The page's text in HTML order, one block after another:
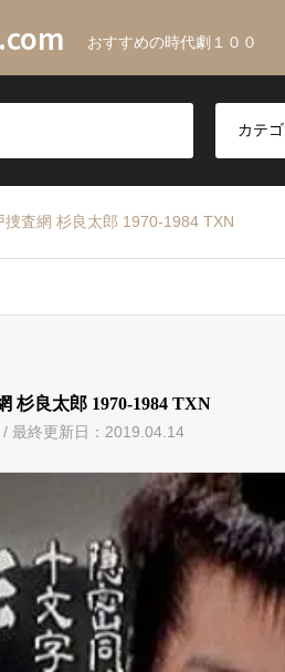
おすすめの時代劇１００
捜査網 杉良太郎 1970-1984 TXN
杉良太郎 1970-1984 TXN
最終更新日：2019.04.14